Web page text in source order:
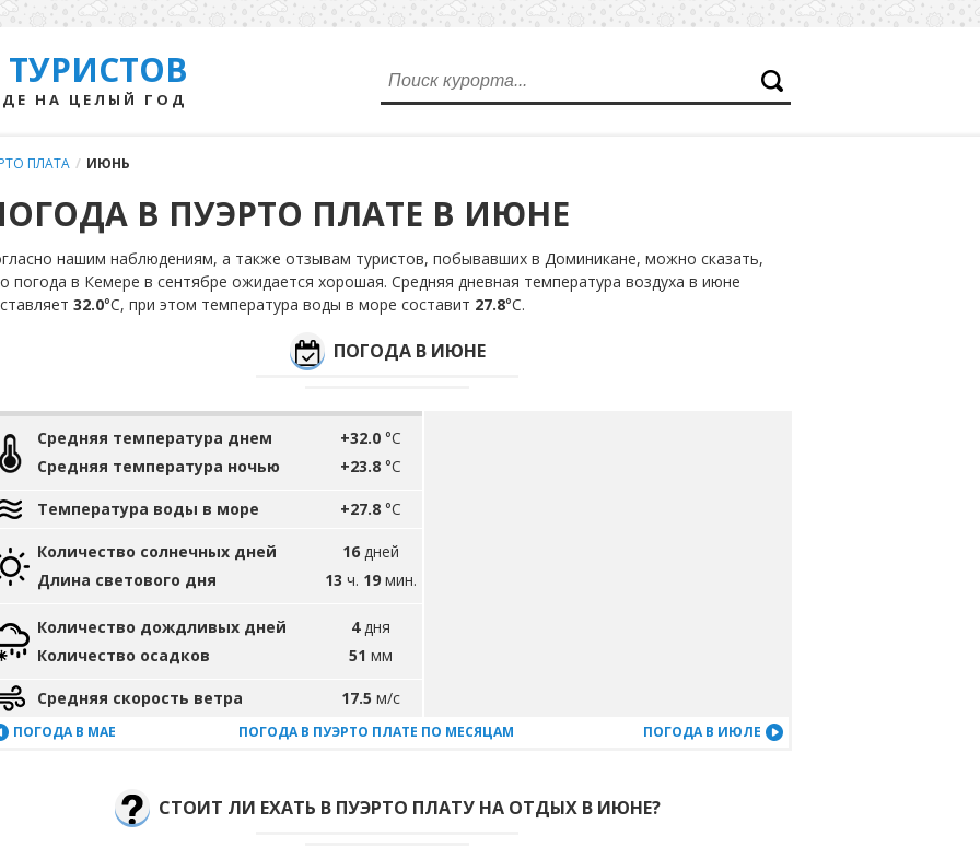
НА ЦЕЛЫЙ ГОД
ПЛАТА / ИЮНЬ
В ПУЭРТО ПЛАТЕ В ИЮНЕ
нашим наблюдениям, а также отзывам туристов, побывавших в Доминикане, можно сказать,
погода в Кемере в сентябре ожидается хорошая. Средняя дневная температура воздуха в июне
32.0°С, при этом температура воды в море составит 27.8°С.
ПОГОДА В ИЮНЕ
Средняя температура днем
Средняя температура ночью
+32.0 °C
+23.8 °C
Температура воды в море +27.8 °C
Количество солнечных дней
Длина светового дня
16 дней
13 ч. 19 мин.
Количество дождливых дней
Количество осадков
4дня
51 мм
Средняя скорость ветра 17.5 м/с
ПОГОДА В МАЕ ПОГОДА В ПУЭРТО ПЛАТЕ ПО МЕСЯЦАМ ПОГОДА В ИЮЛЕ
СТОИТ ЛИ ЕХАТЬ В ПУЭРТО ПЛАТУ НА ОТДЫХ В ИЮНЕ?